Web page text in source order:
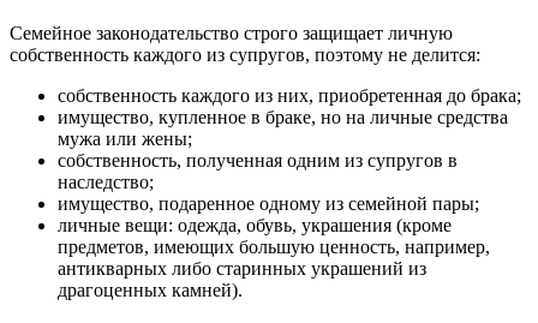
Семейное законодательство строго защищает личную
собственность каждого из супругов, поэтому не делится:
собственность каждого из них, приобретенная до брака;
имущество, купленное в браке, но на личные средства
мужа или жены;
собственность, полученная одним из супругов в
наследство;
имущество, подаренное одному из семейной пары;
личные вещи: одежда, обувь, украшения (кроме
предметов, имеющих большую ценность, например,
антикварных либо старинных украшений из
драгоценных камней).